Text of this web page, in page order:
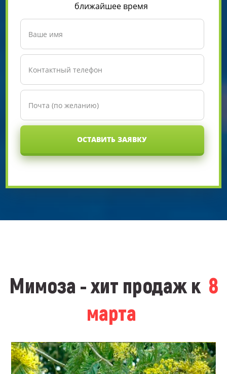
ближайшее время
ОСТАВИТЬ ЗАЯВКУ
Мимоза - хит продаж к 8
марта